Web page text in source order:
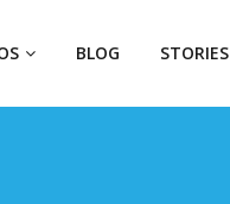
BLOG STORIES